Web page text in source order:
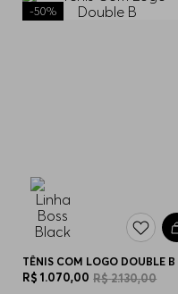
-50%
TÊNIS COM LOGO DOUBLE B
R$ 1.070,00 R$2.130,00